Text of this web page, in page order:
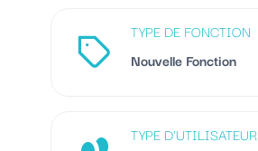
TYPE DE FONCTION
Nouvelle Fonction
TYPE D'UTILISATEUR